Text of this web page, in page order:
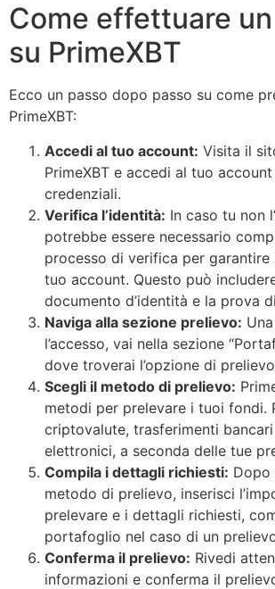
Come effettuare
su PrimeXBT
Ecco un passo dopo passo su come
PrimeXBT:
Accedi al tuo account: Visita il
PrimeXBT e accedi al tuo
credenziali.
Verifica l’identità: In caso tu non
potrebbe essere necessario
processo di verifica per garantire
tuo account. Questo può
documento d’identità e la prova
Naviga alla sezione prelievo:
l’accesso, vai nella sezione
dove troverai l’opzione di
Scegli il metodo di prelievo:
metodi per prelevare i tuoi fondi.
criptovalute, trasferimenti
elettronici, a seconda delle tue
Compila i dettagli richiesti: Dopo
metodo di prelievo, inserisci
prelevare e i dettagli richiesti,
portafoglio nel caso di un
Conferma il prelievo: Rivedi
informazioni e conferma il